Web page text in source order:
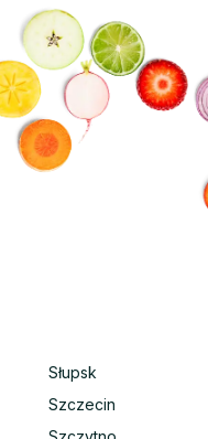
Słupsk
Szczecin